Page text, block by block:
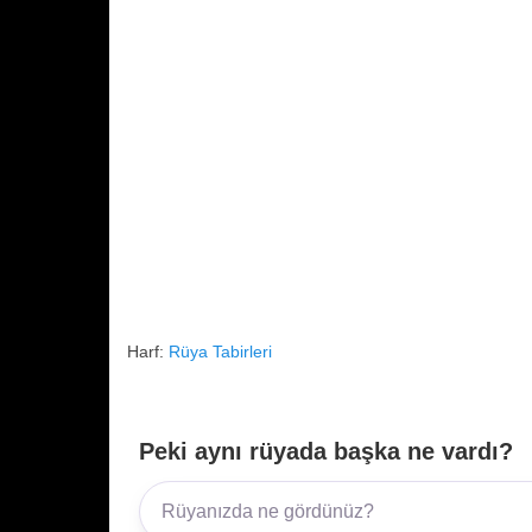
Harf: Rüya Tabirleri
Peki aynı rüyada başka ne vardı?